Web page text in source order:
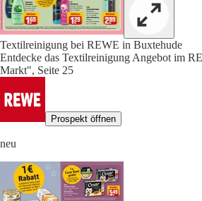
Textilreinigung bei REWE in Buxtehude
Entdecke das Textilreinigung Angebot im
Markt", Seite 25
Prospekt öffnen
neu